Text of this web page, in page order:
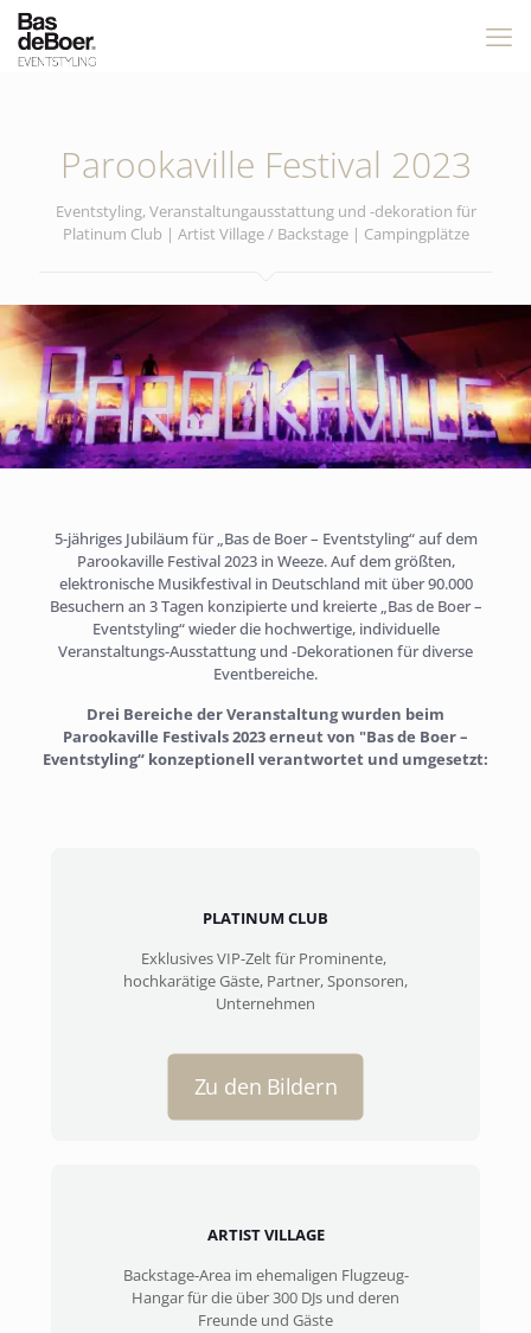
Parookaville Festival 2023
Eventstyling, Veranstaltungausstattung und -dekoration für
Platinum Club | Artist Village / Backstage | Campingplätze
5-jähriges Jubiläum für „Bas de Boer – Eventstyling“ auf dem
Parookaville Festival 2023 in Weeze. Auf dem größten,
elektronische Musikfestival in Deutschland mit über 90.000
Besuchern an 3 Tagen konzipierte und kreierte „Bas de Boer –
Eventstyling“ wieder die hochwertige, individuelle
Veranstaltungs-Ausstattung und -Dekorationen für diverse
Eventbereiche.
Drei Bereiche der Veranstaltung wurden beim
Parookaville Festivals 2023 erneut von "Bas de Boer –
Eventstyling“ konzeptionell verantwortet und umgesetzt:
PLATINUM CLUB
Exklusives VIP-Zelt für Prominente,
hochkarätige Gäste, Partner, Sponsoren,
Unternehmen
Zu den Bildern
ARTIST VILLAGE
Backstage-Area im ehemaligen Flugzeug-
Hangar für die über 300 DJs und deren
Freunde und Gäste